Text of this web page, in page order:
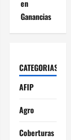
en
Ganancias
CATEGORIAS
AFIP
Agro
Coberturas